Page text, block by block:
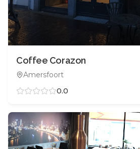
Coffee Corazon
Amersfoort
0.0